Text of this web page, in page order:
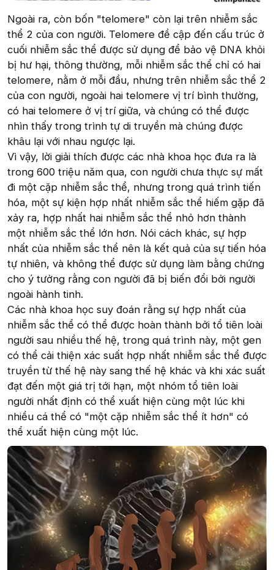
Ngoài ra, còn bốn "telomere" còn lại trên nhiễm sắc
thể 2 của con người. Telomere đề cập đến cấu trúc ở
cuối nhiễm sắc thể được sử dụng để bảo vệ DNA khỏi
bị hư hại, thông thường, mỗi nhiễm sắc thể chỉ có hai
telomere, nằm ở mỗi đầu, nhưng trên nhiễm sắc thể 2
của con người, ngoài hai telomere vị trí bình thường,
có hai telomere ở vị trí giữa, và chúng có thể được
nhìn thấy trong trình tự di truyền mà chúng được
khâu lại với nhau ngược lại.
Vì vậy, lời giải thích được các nhà khoa học đưa ra là
trong 600 triệu năm qua, con người chưa thực sự mất
đi một cặp nhiễm sắc thể, nhưng trong quá trình tiến
hóa, một sự kiện hợp nhất nhiễm sắc thể hiếm gặp đã
xảy ra, hợp nhất hai nhiễm sắc thể nhỏ hơn thành
một nhiễm sắc thể lớn hơn. Nói cách khác, sự hợp
nhất của nhiễm sắc thể nên là kết quả của sự tiến hóa
tự nhiên, và không thể được sử dụng làm bằng chứng
cho ý tưởng rằng con người đã bị biến đổi bởi người
ngoài hành tinh.
Các nhà khoa học suy đoán rằng sự hợp nhất của
nhiễm sắc thể có thể được hoàn thành bởi tổ tiên loài
người sau nhiều thế hệ, trong quá trình này, một gen
có thể cải thiện xác suất hợp nhất nhiễm sắc thể được
truyền từ thế hệ này sang thế hệ khác và khi xác suất
đạt đến một giá trị tới hạn, một nhóm tổ tiên loài
người nhất định có thể xuất hiện cùng một lúc khi
nhiều cá thể có "một cặp nhiễm sắc thể ít hơn" có
thể xuất hiện cùng một lúc.